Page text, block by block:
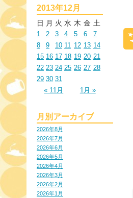
2013年12月
日 月 火 水 木 金 土
1 2 3 4 5 6
7
8
9 10 11 12 13 14
15 16 17 18 19 20 21
22 23 24 25 26 27 28
29 30 31
« 11月
1月 »
月別アーカイブ
2026年8月
2026年7月
2026年6月
2026年5月
2026年4月
2026年3月
2026年2月
2026年1月